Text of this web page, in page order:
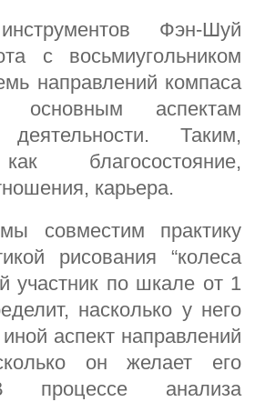
Фэн-Шуй
с восьмиугольником
направлений компаса
основным аспектам
деятельности. Таким,
благосостояние,
карьера.
совместим практику
рисования “колеса
участник по шкале от 1
насколько у него
аспект направлений
он желает его
процессе анализа